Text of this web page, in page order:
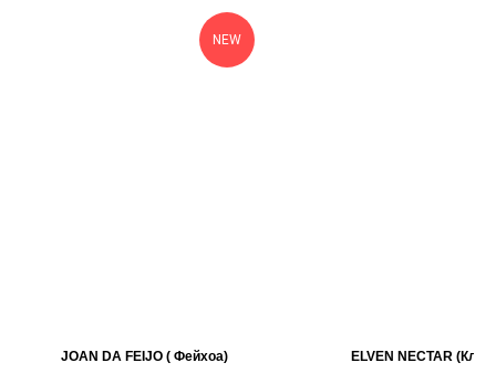
NEW
JOAN DA FEIJO ( Фейхоа) ELVEN NECTAR